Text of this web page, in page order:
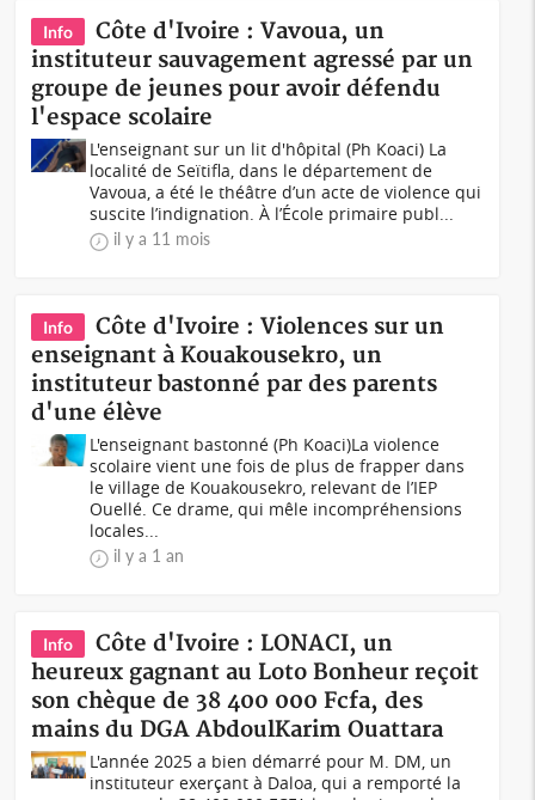
Info
Côte d'Ivoire : Vavoua, un
instituteur sauvagement agressé par un
groupe de jeunes pour avoir défendu
l'espace scolaire
L'enseignant sur un lit d'hôpital (Ph Koaci) La
localité de Seïtifla, dans le département de
Vavoua, a été le théâtre d’un acte de violence qui
suscite l’indignation. À l’École primaire publ...
il y a 11 mois
Info
Côte d'Ivoire : Violences sur un
enseignant à Kouakousekro, un
instituteur bastonné par des parents
d'une élève
L'enseignant bastonné (Ph Koaci)La violence
scolaire vient une fois de plus de frapper dans
le village de Kouakousekro, relevant de l’IEP
Ouellé. Ce drame, qui mêle incompréhensions
locales...
il y a 1 an
Info
Côte d'Ivoire : LONACI, un
heureux gagnant au Loto Bonheur reçoit
son chèque de 38 400 000 Fcfa, des
mains du DGA AbdoulKarim Ouattara
L'année 2025 a bien démarré pour M. DM, un
instituteur exerçant à Daloa, qui a remporté la